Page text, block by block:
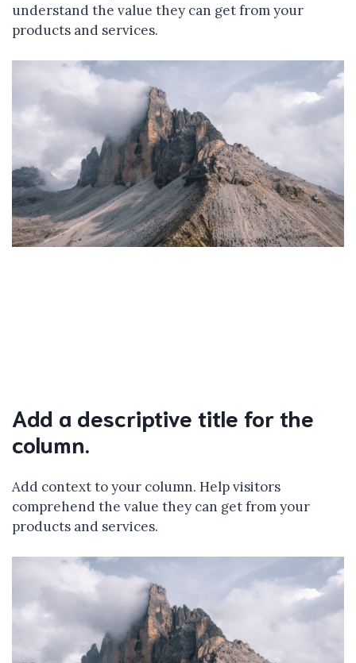
understand the value they can get from your
products and services.
Add a descriptive title for the
column.
Add context to your column. Help visitors
comprehend the value they can get from your
products and services.